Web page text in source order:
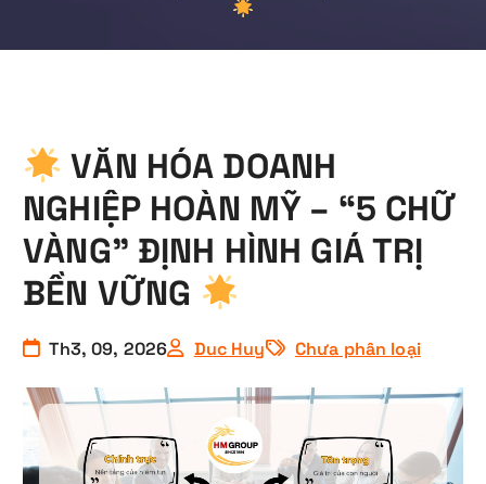
VĂN HÓA DOANH
NGHIỆP HOÀN MỸ – “5 CHỮ
VÀNG” ĐỊNH HÌNH GIÁ TRỊ
BỀN VỮNG
Th3, 09, 2026 Duc Huy Chưa phân loại